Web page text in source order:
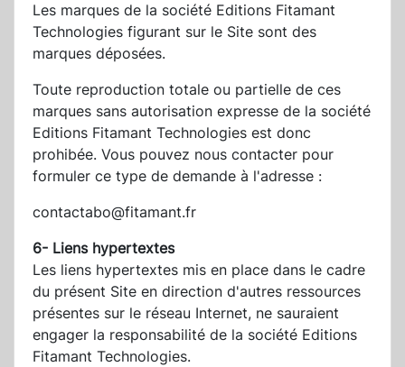
Les marques de la société Editions Fitamant
Technologies figurant sur le Site sont des
marques déposées.
Toute reproduction totale ou partielle de ces
marques sans autorisation expresse de la société
Editions Fitamant Technologies est donc
prohibée. Vous pouvez nous contacter pour
formuler ce type de demande à l'adresse :
contactabo@fitamant.fr
6- Liens hypertextes
Les liens hypertextes mis en place dans le cadre
du présent Site en direction d'autres ressources
présentes sur le réseau Internet, ne sauraient
engager la responsabilité de la société Editions
Fitamant Technologies.